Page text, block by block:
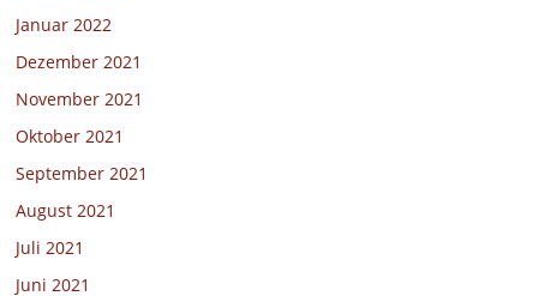
Januar 2022
Dezember 2021
November 2021
Oktober 2021
September 2021
August 2021
Juli 2021
Juni 2021